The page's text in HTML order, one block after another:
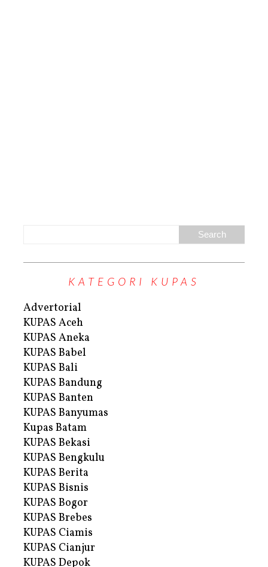
KATEGORI KUPAS
Advertorial
KUPAS Aceh
KUPAS Aneka
KUPAS Babel
KUPAS Bali
KUPAS Bandung
KUPAS Banten
KUPAS Banyumas
Kupas Batam
KUPAS Bekasi
KUPAS Bengkulu
KUPAS Berita
KUPAS Bisnis
KUPAS Bogor
KUPAS Brebes
KUPAS Ciamis
KUPAS Cianjur
KUPAS Depok